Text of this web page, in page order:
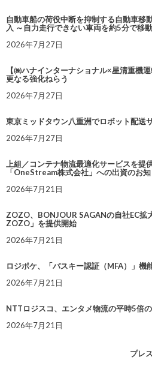
自動車船の荷役中断を抑制する自動車移
入 ～自力走行できない車両を約5分で移
2026年7月27日
【㈱ハナインターナショナル×星清重機
更なる強化ねらう
2026年7月27日
東京ミッドタウン八重洲でロボット配送
2026年7月27日
上組／コンテナ物流最適化サービスを提
「OneStream株式会社」への出資のお
2026年7月21日
ZOZO、BONJOUR SAGANの自社EC
ZOZO」を提供開始
2026年7月21日
ロジポケ、「パスキー認証（MFA）」機
2026年7月21日
NTTロジスコ、エンタメ物流の平時5倍
2026年7月21日
プレ